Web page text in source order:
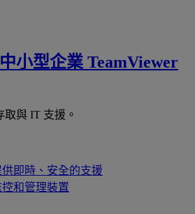
小型企業 TeamViewer
與 IT 支援。
供即時、安全的支援
控和管理裝置